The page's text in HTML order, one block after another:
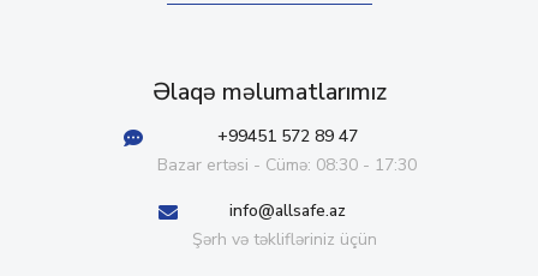
Əlaqə məlumatlarımız
+99451 572 89 47
Bazar ertəsi - Cümə: 08:30 - 17:30
info@allsafe.az
Şərh və təklifləriniz üçün